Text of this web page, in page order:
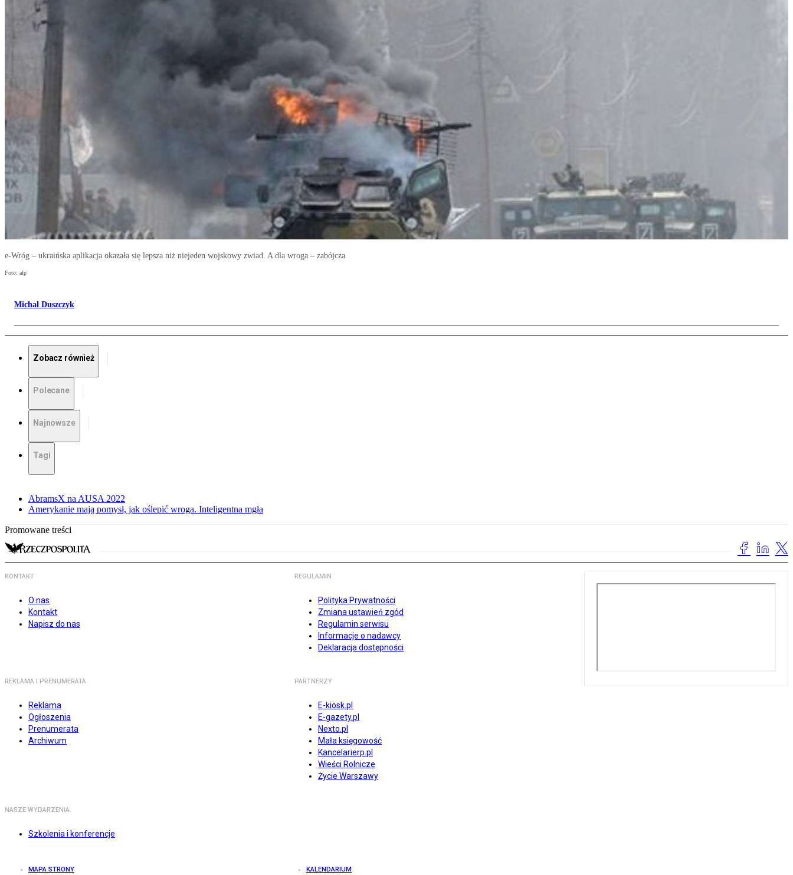
e-Wróg – ukraińska aplikacja okazała się lepsza niż niejeden wojskowy zwiad. A dla wroga – zabójcza
Foto: afp
Michał Duszczyk
Zobacz również
Polecane
Najnowsze
Tagi
AbramsX na AUSA 2022
Amerykanie mają pomysł, jak oślepić wroga. Inteligentna mgła
Promowane treści
KONTAKT
O nas
Kontakt
Napisz do nas
REGULAMIN
Polityka Prywatności
Zmiana ustawień zgód
Regulamin serwisu
Informacje o nadawcy
Deklaracja dostępności
REKLAMA I PRENUMERATA
Reklama
Ogłoszenia
Prenumerata
Archiwum
PARTNERZY
E-kiosk.pl
E-gazety.pl
Nexto.pl
Mała księgowość
Kancelarierp.pl
Wieści Rolnicze
Życie Warszawy
NASZE WYDARZENIA
Szkolenia i konferencje
MAPA STRONY KALENDARIUM